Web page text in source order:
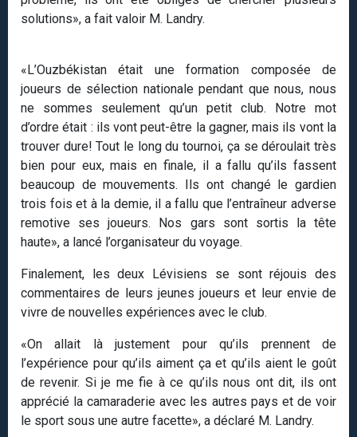
solutions», a fait valoir M. Landry.
«L’Ouzbékistan était une formation composée de
joueurs de sélection nationale pendant que nous, nous
ne sommes seulement qu’un petit club. Notre mot
d’ordre était : ils vont peut-être la gagner, mais ils vont la
trouver dure! Tout le long du tournoi, ça se déroulait très
bien pour eux, mais en finale, il a fallu qu’ils fassent
beaucoup de mouvements. Ils ont changé le gardien
trois fois et à la demie, il a fallu que l’entraîneur adverse
remotive ses joueurs. Nos gars sont sortis la tête
haute», a lancé l’organisateur du voyage.
Finalement, les deux Lévisiens se sont réjouis des
commentaires de leurs jeunes joueurs et leur envie de
vivre de nouvelles expériences avec le club.
«On allait là justement pour qu’ils prennent de
l’expérience pour qu’ils aiment ça et qu’ils aient le goût
de revenir. Si je me fie à ce qu’ils nous ont dit, ils ont
apprécié la camaraderie avec les autres pays et de voir
le sport sous une autre facette», a déclaré M. Landry.